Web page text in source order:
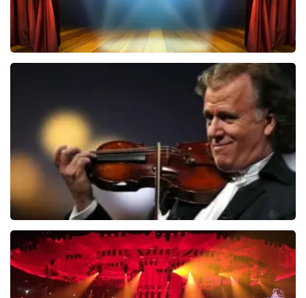
BEKIJKEN
Andre Rieu
5606+reviews
BEKIJKEN